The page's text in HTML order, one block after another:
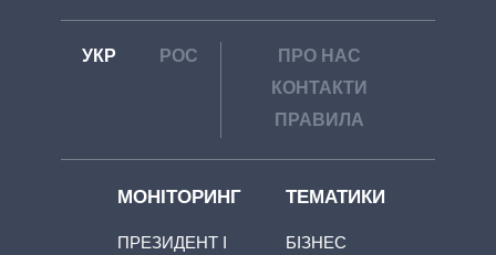
УКР РОС
ПРО НАС
КОНТАКТИ
ПРАВИЛА
МОНІТОРИНГ
ПРЕЗИДЕНТ І
ТЕМАТИКИ
БІЗНЕС